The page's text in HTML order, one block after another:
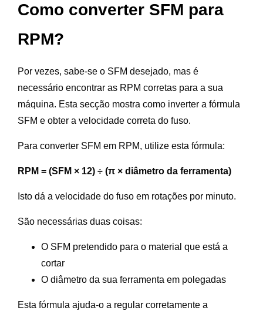
Como converter SFM para
RPM?
Por vezes, sabe-se o SFM desejado, mas é
necessário encontrar as RPM corretas para a sua
máquina. Esta secção mostra como inverter a fórmula
SFM e obter a velocidade correta do fuso.
Para converter SFM em RPM, utilize esta fórmula:
RPM = (SFM × 12) ÷ (π × diâmetro da ferramenta)
Isto dá a velocidade do fuso em rotações por minuto.
São necessárias duas coisas:
O SFM pretendido para o material que está a
cortar
O diâmetro da sua ferramenta em polegadas
Esta fórmula ajuda-o a regular corretamente a